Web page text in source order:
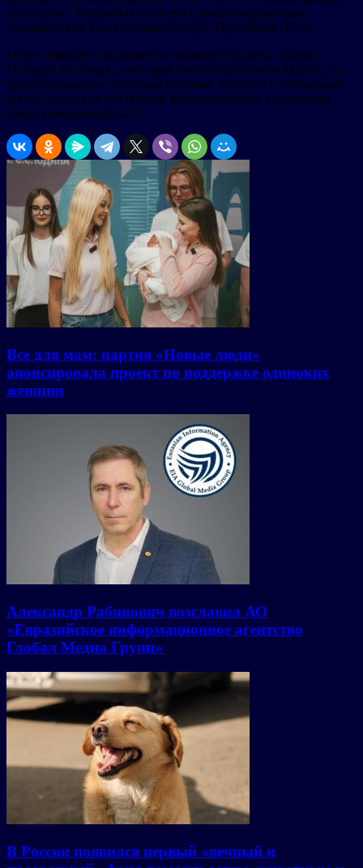
прогнозов с Polymarket и доступ к токенизированным
макроактивам через инфраструктуру Hyperliquid HIP-3.
Отчет отражает продолжение движения Bitget к модели
Universal Exchange, в которой токенизированные активы, AI-
ориентированные торговые системы, платежи и глобальный
доступ к рынкам все больше функционируют в связанной
среде, работающей 24/7.
Все для мам: партия «Новые люди»
анонсировала проект по поддержке одиноких
женщин
Александр Рабинович возглавил АО
«Евразийское информационное агентство
Глобал Медиа Групп»
В России появился первый «вечный и